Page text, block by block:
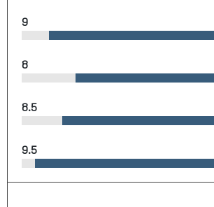
9
8
8.5
9.5